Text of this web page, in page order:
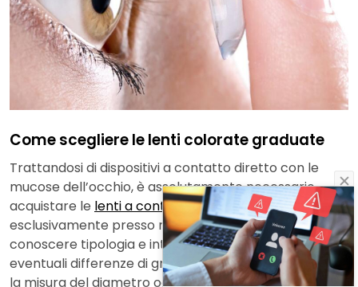
Come scegliere le lenti colorate graduate
Trattandosi di dispositivi a contatto diretto con le
mucose dell’occhio, è assolutamente necessario
acquistare le lenti a contatto online
o nei punti fisici,
esclusivamente presso rivenditori certificati. Occorre
conoscere tipologia e intensità del difetto visivo ed
eventuali differenze di gradazione degli occhi, nonché
la misura del diametro oculare, parametro che ne